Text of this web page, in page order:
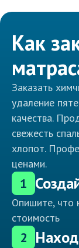
Как
Заказать
удаление
качества.
свежесть
хлопот.
ценами.
1
Опишите, что
стоимость
2